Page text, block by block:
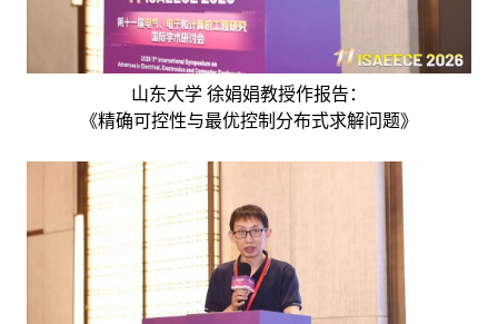
山东大学 徐娟娟教授作报告：
《精确可控性与最优控制分布式求解问题》